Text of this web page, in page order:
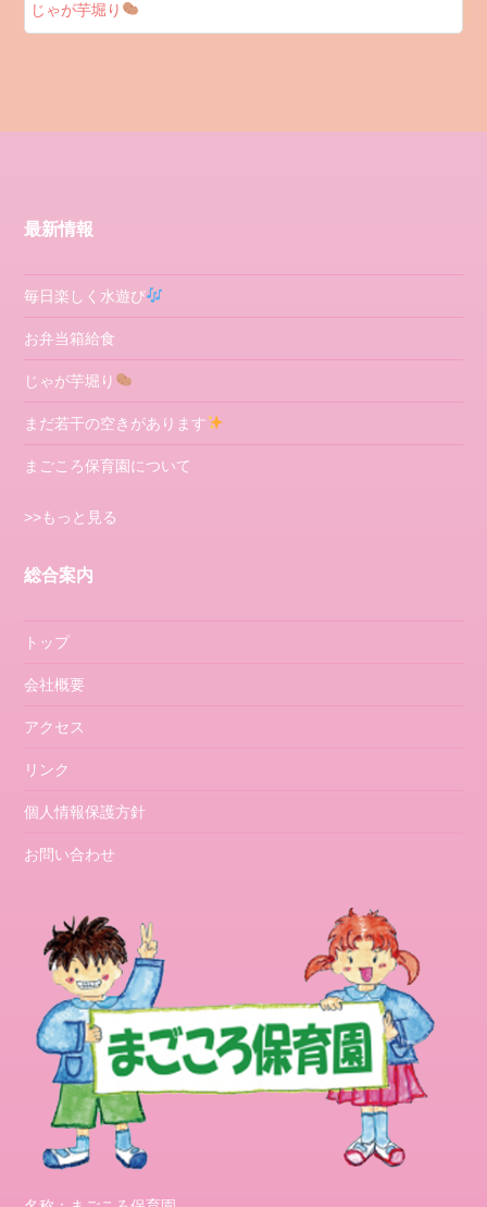
じゃが芋堀り
最新情報
毎日楽しく水遊び
お弁当箱給食
じゃが芋堀り
まだ若干の空きがあります
まごころ保育園について
>>もっと見る
総合案内
トップ
会社概要
アクセス
リンク
個人情報保護方針
お問い合わせ